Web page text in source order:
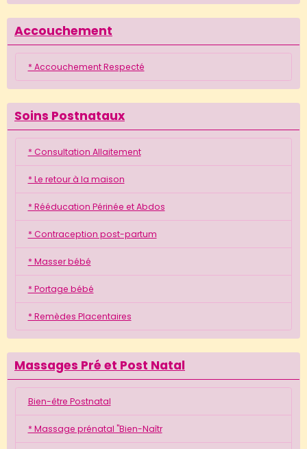
Accouchement
* Accouchement Respecté
Soins Postnataux
* Consultation Allaitement
* Le retour à la maison
* Rééducation Périnée et Abdos
* Contraception post-partum
* Masser bébé
* Portage bébé
* Remèdes Placentaires
Massages Pré et Post Natal
Bien-être Postnatal
* Massage prénatal "Bien-Naîtr